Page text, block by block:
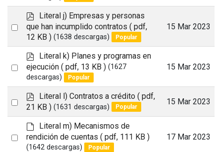
a
l
t
Select
p
d
f
Literal j) Empresas y personas
que han incumplido contratos ( pdf,
12 KB ) (1638 descargas) Popular
15 Mar 2023
Select
p
d
f
Literal k) Planes y programas en
ejecución ( pdf, 13 KB ) (1627
descargas)
Popular
15 Mar 2023
Select
an
p
d
f
Literal l) Contratos a crédito ( pdf,
21 KB ) (1631 descargas) Popular
15 Mar 2023
Select
d
e
f
Literal m) Mecanismos de
rendición de cuentas ( pdf, 111 KB )
(1642 descargas) Popular
17 Mar 2023